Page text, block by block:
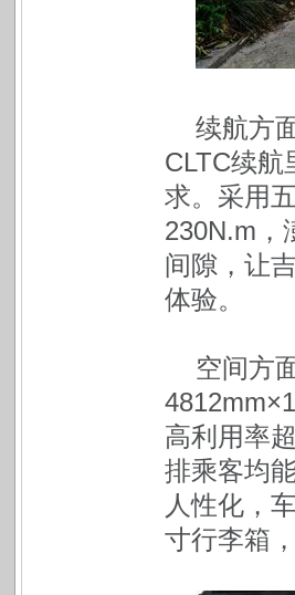
续航方
CLTC续
求。采用
230N.m，
间隙，让
体验。
空间方
高利用率
排乘客均
人性化，
寸行李箱